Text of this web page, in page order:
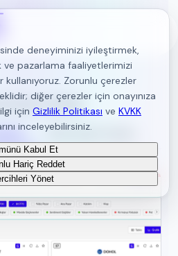
Kavram Sözlüğü
Sık Sorulan Sorular
deneyiminizi iyileştirmek,
pazarlama faaliyetlerimizi
Zorunlu çerezler
diğer çerezler için onayınıza
için Gizlilik Politikası ve KVKK
inceleyebilirsiniz.
Kabul Et
Hariç Reddet
Yönet